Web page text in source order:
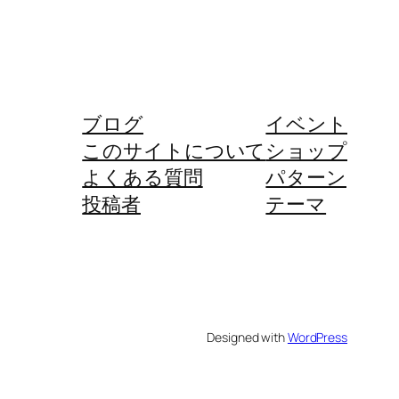
ブログ
このサイトについて
よくある質問
投稿者
イベント
ショップ
パターン
テーマ
Designed withWordPress